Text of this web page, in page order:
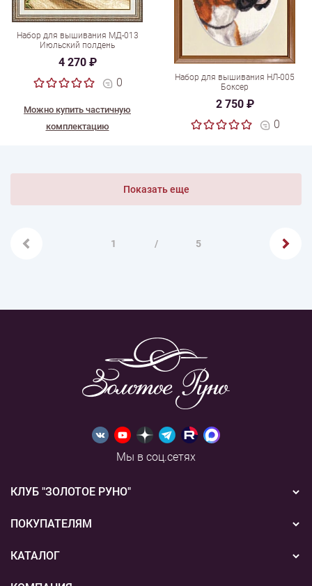
Набор для вышивания МД-013
Июльский полдень
4 270 ₽
0
Можно купить частичную
комплектацию
Набор для вышивания НЛ-005
Боксер
2 750 ₽
0
Показать еще
1 / 5
Мы в соц.сетях
КЛУБ "ЗОЛОТОЕ РУНО"
Новости
Акции
ПОКУПАТЕЛЯМ
Бонусная система
Подарочные сертификаты
КАТАЛОГ